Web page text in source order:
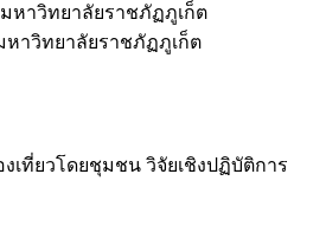
มหาวิทยาลัยราชภัฏภูเก็ต
หาวิทยาลัยราชภัฏภูเก็ต
งเที่ยวโดยชุมชน วิจัยเชิงปฏิบัติการ